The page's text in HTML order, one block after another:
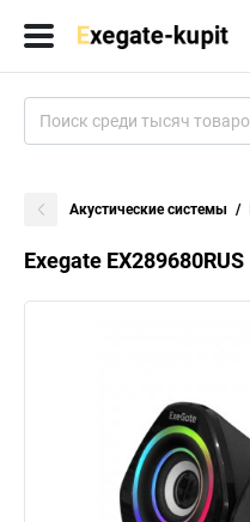
Акустические системы
Exegate EX289680RUS